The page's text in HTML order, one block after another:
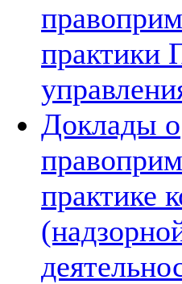
практики
Доклады о
практике